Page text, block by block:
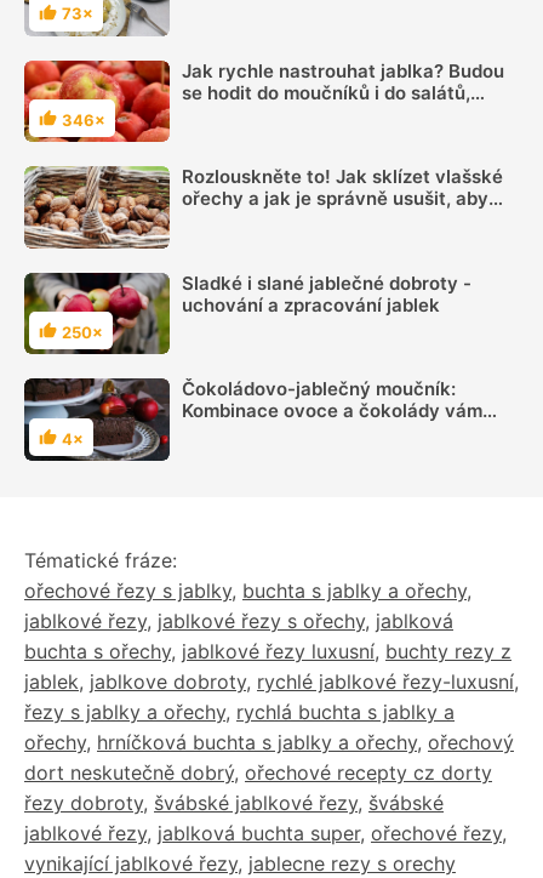
Hodnocení
73×
Hodnocení
346×
Jak rychle nastrouhat jablka? Budou
se hodit do moučníků i do salátů,
Rozlouskněte to! Jak sklízet vlašské
ořechy a jak je správně usušit, aby
Hodnocení
250×
Sladké i slané jablečné dobroty -
uchování a zpracování jablek
Hodnocení
4×
Čokoládovo-jablečný moučník:
Kombinace ovoce a čokolády vám
Tématické fráze:
ořechové řezy s jablky, buchta s jablky a ořechy,
jablkové řezy, jablkové řezy s ořechy, jablková
buchta s ořechy, jablkové řezy luxusní, buchty rezy z
jablek, jablkove dobroty, rychlé jablkové řezy-luxusní,
řezy s jablky a ořechy, rychlá buchta s jablky a
ořechy, hrníčková buchta s jablky a ořechy, ořechový
dort neskutečně dobrý, ořechové recepty cz dorty
řezy dobroty, švábské jablkové řezy, švábské
jablkové řezy, jablková buchta super, ořechové řezy,
vynikající jablkové řezy, jablecne rezy s orechy